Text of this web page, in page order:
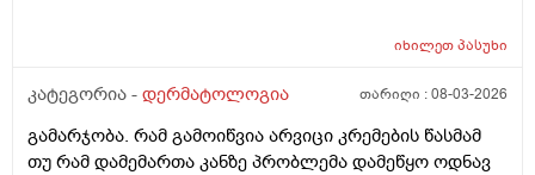
მირჩიეთ რა მაზი შემიძლია გამოვიყენო. მადლობა
იხილეთპასუხი
კატეგორია - დერმატოლოგია თარიღი :08-03-2026
გამარჯობა. რამ გამოიწვია არვიცი კრემების წასმამ
თუ რამ დამემართა კანზე პრობლემა დამეწყო ოდნავ